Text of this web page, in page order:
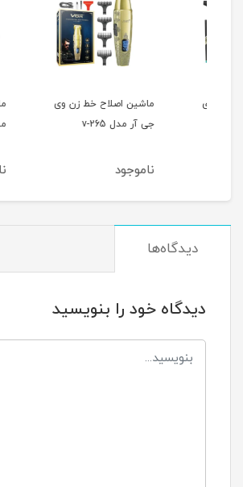
ماشین اصلاح خط زن وی
جی آر مدل v-265
ماشین
دیدگاه‌ها
دیدگاه خود را بنویسید